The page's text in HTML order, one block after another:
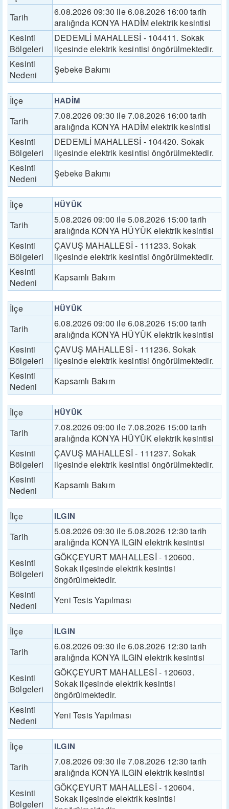
Tarih
6.08.2026 09:30 ile 6.08.2026 16:00 tarih
aralığnda KONYA HADİM elektrik kesintisi
Kesinti
Bölgeleri
DEDEMLİ MAHALLESİ - 104411. Sokak
ilçesinde elektrik kesintisi öngörülmektedir.
Kesinti
Nedeni
Şebeke Bakımı
İlçe HADİM
Tarih
7.08.2026 09:30 ile 7.08.2026 16:00 tarih
aralığnda KONYA HADİM elektrik kesintisi
Kesinti
Bölgeleri
DEDEMLİ MAHALLESİ - 104420. Sokak
ilçesinde elektrik kesintisi öngörülmektedir.
Kesinti
Nedeni
Şebeke Bakımı
İlçe HÜYÜK
Tarih
5.08.2026 09:00 ile 5.08.2026 15:00 tarih
aralığnda KONYA HÜYÜK elektrik kesintisi
Kesinti
Bölgeleri
ÇAVUŞ MAHALLESİ - 111233. Sokak
ilçesinde elektrik kesintisi öngörülmektedir.
Kesinti
Nedeni
Kapsamlı Bakım
İlçe HÜYÜK
Tarih
6.08.2026 09:00 ile 6.08.2026 15:00 tarih
aralığnda KONYA HÜYÜK elektrik kesintisi
Kesinti
Bölgeleri
ÇAVUŞ MAHALLESİ - 111236. Sokak
ilçesinde elektrik kesintisi öngörülmektedir.
Kesinti
Nedeni
Kapsamlı Bakım
İlçe HÜYÜK
Tarih
7.08.2026 09:00 ile 7.08.2026 15:00 tarih
aralığnda KONYA HÜYÜK elektrik kesintisi
Kesinti
Bölgeleri
ÇAVUŞ MAHALLESİ - 111237. Sokak
ilçesinde elektrik kesintisi öngörülmektedir.
Kesinti
Nedeni
Kapsamlı Bakım
İlçe ILGIN
Tarih
5.08.2026 09:30 ile 5.08.2026 12:30 tarih
aralığnda KONYA ILGIN elektrik kesintisi
Kesinti
Bölgeleri
GÖKÇEYURT MAHALLESİ - 120600.
Sokak ilçesinde elektrik kesintisi
öngörülmektedir.
Kesinti
Nedeni
Yeni Tesis Yapılması
İlçe ILGIN
Tarih
6.08.2026 09:30 ile 6.08.2026 12:30 tarih
aralığnda KONYA ILGIN elektrik kesintisi
Kesinti
Bölgeleri
GÖKÇEYURT MAHALLESİ - 120603.
Sokak ilçesinde elektrik kesintisi
öngörülmektedir.
Kesinti
Nedeni
Yeni Tesis Yapılması
İlçe ILGIN
Tarih
7.08.2026 09:30 ile 7.08.2026 12:30 tarih
aralığnda KONYA ILGIN elektrik kesintisi
Kesinti
Bölgeleri
GÖKÇEYURT MAHALLESİ - 120604.
Sokak ilçesinde elektrik kesintisi